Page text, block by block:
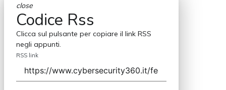
close
Codice Rss
Clicca sul pulsante per copiare il link RSS
negli appunti.
RSS link